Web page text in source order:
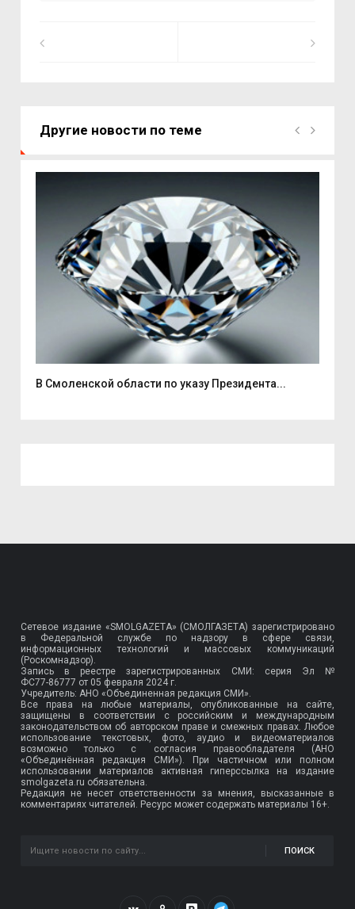
Другие новости по теме
В Смоленской области по указу Президента...
Сетевое издание «SMOLGAZETA» (СМОЛГАЗЕТА) зарегистрировано
в Федеральной службе по надзору в сфере связи,
информационных технологий и массовых коммуникаций
(Роскомнадзор).
Запись в реестре зарегистрированных СМИ: серия Эл №
ФС77-86777 от 05 февраля 2024 г.
Учредитель: АНО «Объединенная редакция СМИ».
Все права на любые материалы, опубликованные на сайте,
защищены в соответствии с российским и международным
законодательством об авторском праве и смежных правах. Любое
использование текстовых, фото, аудио и видеоматериалов
возможно только с согласия правообладателя (АНО
«Объединённая редакция СМИ»). При частичном или полном
использовании материалов активная гиперссылка на издание
smolgazeta.ru обязательна.
Редакция не несет ответственности за мнения, высказанные в
комментариях читателей. Ресурс может содержать материалы 16+.
ПОИСК